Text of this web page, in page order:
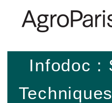
Infodoc :